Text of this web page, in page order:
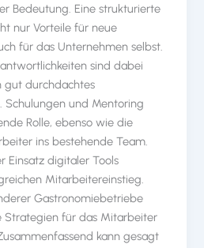
Bedeutung. Eine strukturierte
nur Vorteile für neue
für das Unternehmen selbst.
sind dabei
gut durchdachtes
Schulungen und Mentoring
Rolle, ebenso wie die
ins bestehende Team.
Einsatz digitaler Tools
Mitarbeitereinstieg.
Gastronomiebetriebe
Strategien für das Mitarbeiter
kann gesagt